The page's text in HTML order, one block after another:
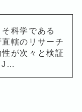
そ科学である
轄のリサーチ
が次々と検証
J…